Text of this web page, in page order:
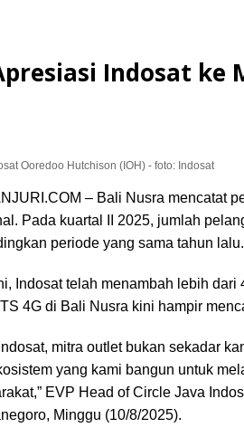
Indosat ke
Ooredoo Hutchison (IOH) - foto: Indosat
– Bali Nusra mencatat
Pada kuartal II 2025, jumlah
periode yang sama tahun lalu.
Indosat telah menambah lebih
4G di Bali Nusra kini hampir
mitra outlet bukan sekadar
yang kami bangun untuk
EVP Head of Circle Java
Minggu (10/8/2025).